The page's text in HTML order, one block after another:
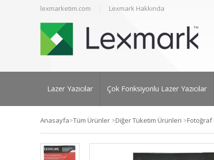
lexmarketim.com Lexmark Hakkında
Lazer Yazıcılar Çok Fonksiyonlu Lazer Yazıcılar
Anasayfa>Tüm Ürünler >Diğer Tüketim Ürünleri >Fotoğraf